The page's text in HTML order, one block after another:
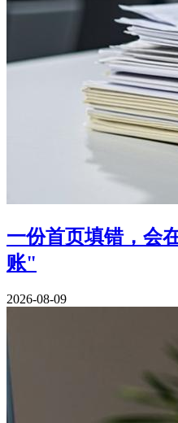
一份首页填错，会
账"
2026-08-09